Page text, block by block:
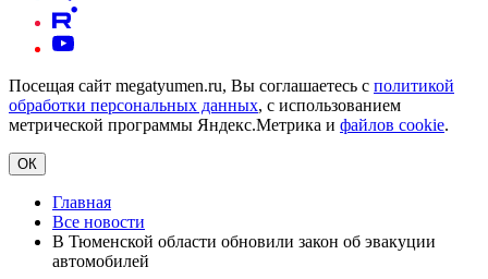
Посещая сайт megatyumen.ru, Вы соглашаетесь с политикой
обработки персональных данных, с использованием
метрической программы Яндекс.Метрика и файлов cookie.
ОК
Главная
Все новости
В Тюменской области обновили закон об эвакуции
автомобилей